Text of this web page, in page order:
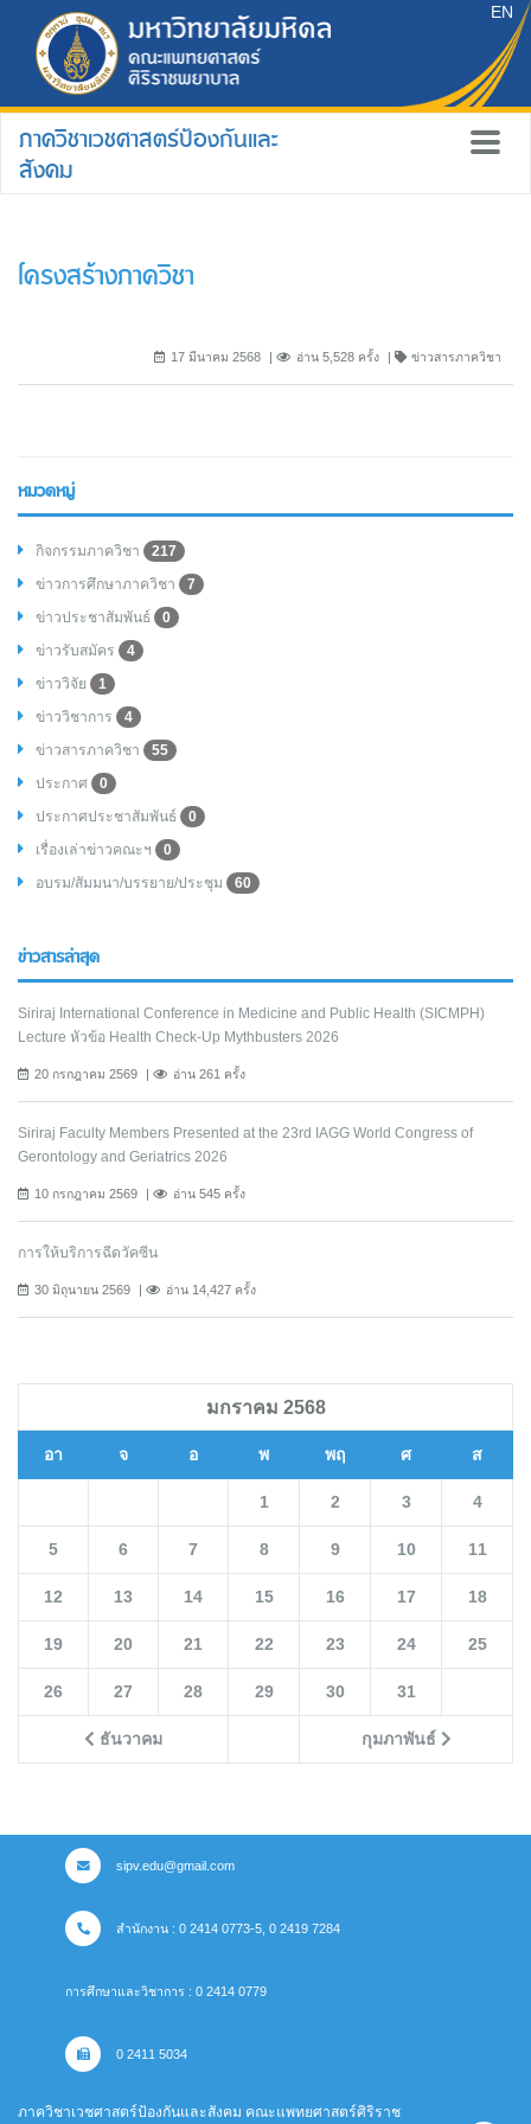
EN
ภาควิชาเวชศาสตร์ป้องกันและ
สังคม
โครงสร้างภาควิชา
17 มีนาคม 2568 อ่าน 5,528 ครั้ง ข่าวสารภาควิชา
หมวดหมู่
กิจกรรมภาควิชา
217
ข่าวการศึกษาภาควิชา
7
ข่าวประชาสัมพันธ์
0
ข่าวรับสมัคร
4
ข่าววิจัย
1
ข่าววิชาการ
4
ข่าวสารภาควิชา
55
ประกาศ
0
ประกาศประชาสัมพันธ์
0
เรื่องเล่าข่าวคณะฯ
0
อบรม/สัมมนา/บรรยาย/ประชุม
60
ข่าวสารล่าสุด
Siriraj International Conference in Medicine and Public Health (SICMPH)
Lecture หัวข้อ Health Check-Up Mythbusters 2026
20 กรกฎาคม 2569 อ่าน 261 ครั้ง
Siriraj Faculty Members Presented at the 23rd IAGG World Congress of
Gerontology and Geriatrics 2026
10 กรกฎาคม 2569 อ่าน 545 ครั้ง
การให้บริการฉีดวัคซีน
30 มิถุนายน 2569 อ่าน 14,427 ครั้ง
มกราคม 2568
อา จ อ พ พฤ ศ ส
ธันวาคม กุมภาพันธ์
1 2 3 4
5 6 7 8 9 10 11
12 13 14 15 16 17 18
19 20 21 22 23 24 25
26 27 28 29 30 31
sipv.edu@gmail.com
สำนักงาน : 0 2414 0773-5, 0 2419 7284
การศึกษาและวิชาการ : 0 2414 0779
0 2411 5034
ภาควิชาเวชศาสตร์ป้องกันและสังคม คณะแพทยศาสตร์ศิริราช